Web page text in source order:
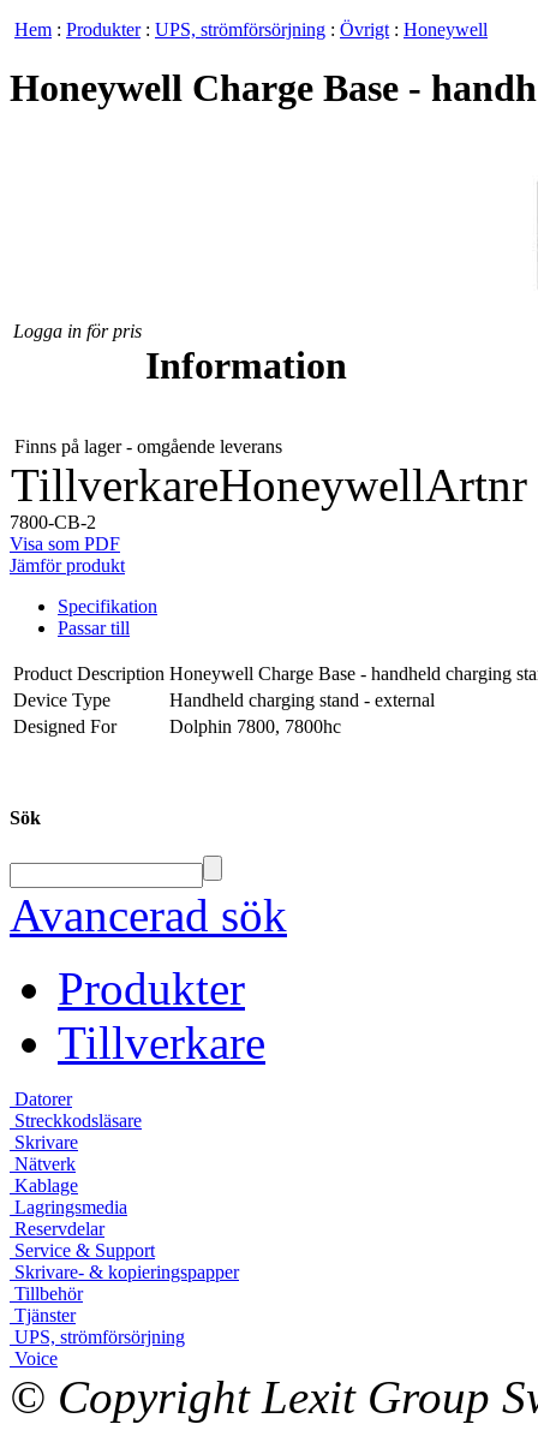
Hem : Produkter: UPS, strömförsörjning : Övrigt : Honeywell
Honeywell Charge Base -
Logga in för pris
Information
Finns på lager - omgående leverans
TillverkareHoneywellArtnr
7800-CB-2
Visa som PDF
Jämför produkt
Specifikation
Passar till
Product Description Honeywell Charge Base - handheld charging
Device Type
Handheld charging stand - external
Designed For
Dolphin 7800, 7800hc
Sök
Avancerad sök
Produkter
Tillverkare
Datorer
Streckkodsläsare
Skrivare
Nätverk
Kablage
Lagringsmedia
Reservdelar
Service & Support
Skrivare- & kopieringspapper
Tillbehör
Tjänster
UPS, strömförsörjning
Voice
© Copyright Lexit Group